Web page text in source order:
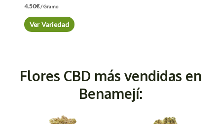
4.50€/ Gramo
Ver Variedad
Flores CBD más vendidas en
Benamejí: